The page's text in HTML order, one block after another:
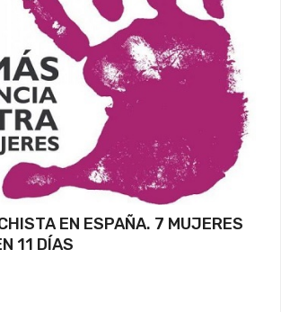
EN ESPAÑA. 7 MUJERES
11 DÍAS